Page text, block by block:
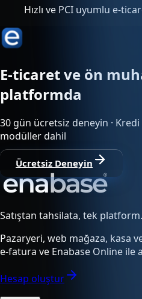
Hızlı ve PCI uyumlu e-
E-ticaret ve ön
platformda
30 gün ücretsiz deneyin · Kredi
modüller dahil
Ücretsiz Deneyin
Satıştan tahsilata, tek platform.
Pazaryeri, web mağaza, kasa
e-fatura ve Enabase Online ile
Hesap oluştur